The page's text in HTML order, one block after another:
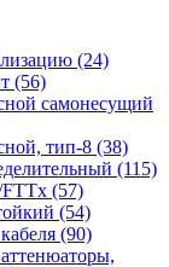
(24)
(56)
самонесущий
тип-8 (38)
(115)
FTTx (57)
(54)
(90)